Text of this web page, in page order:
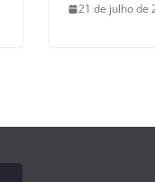
21 de julho de